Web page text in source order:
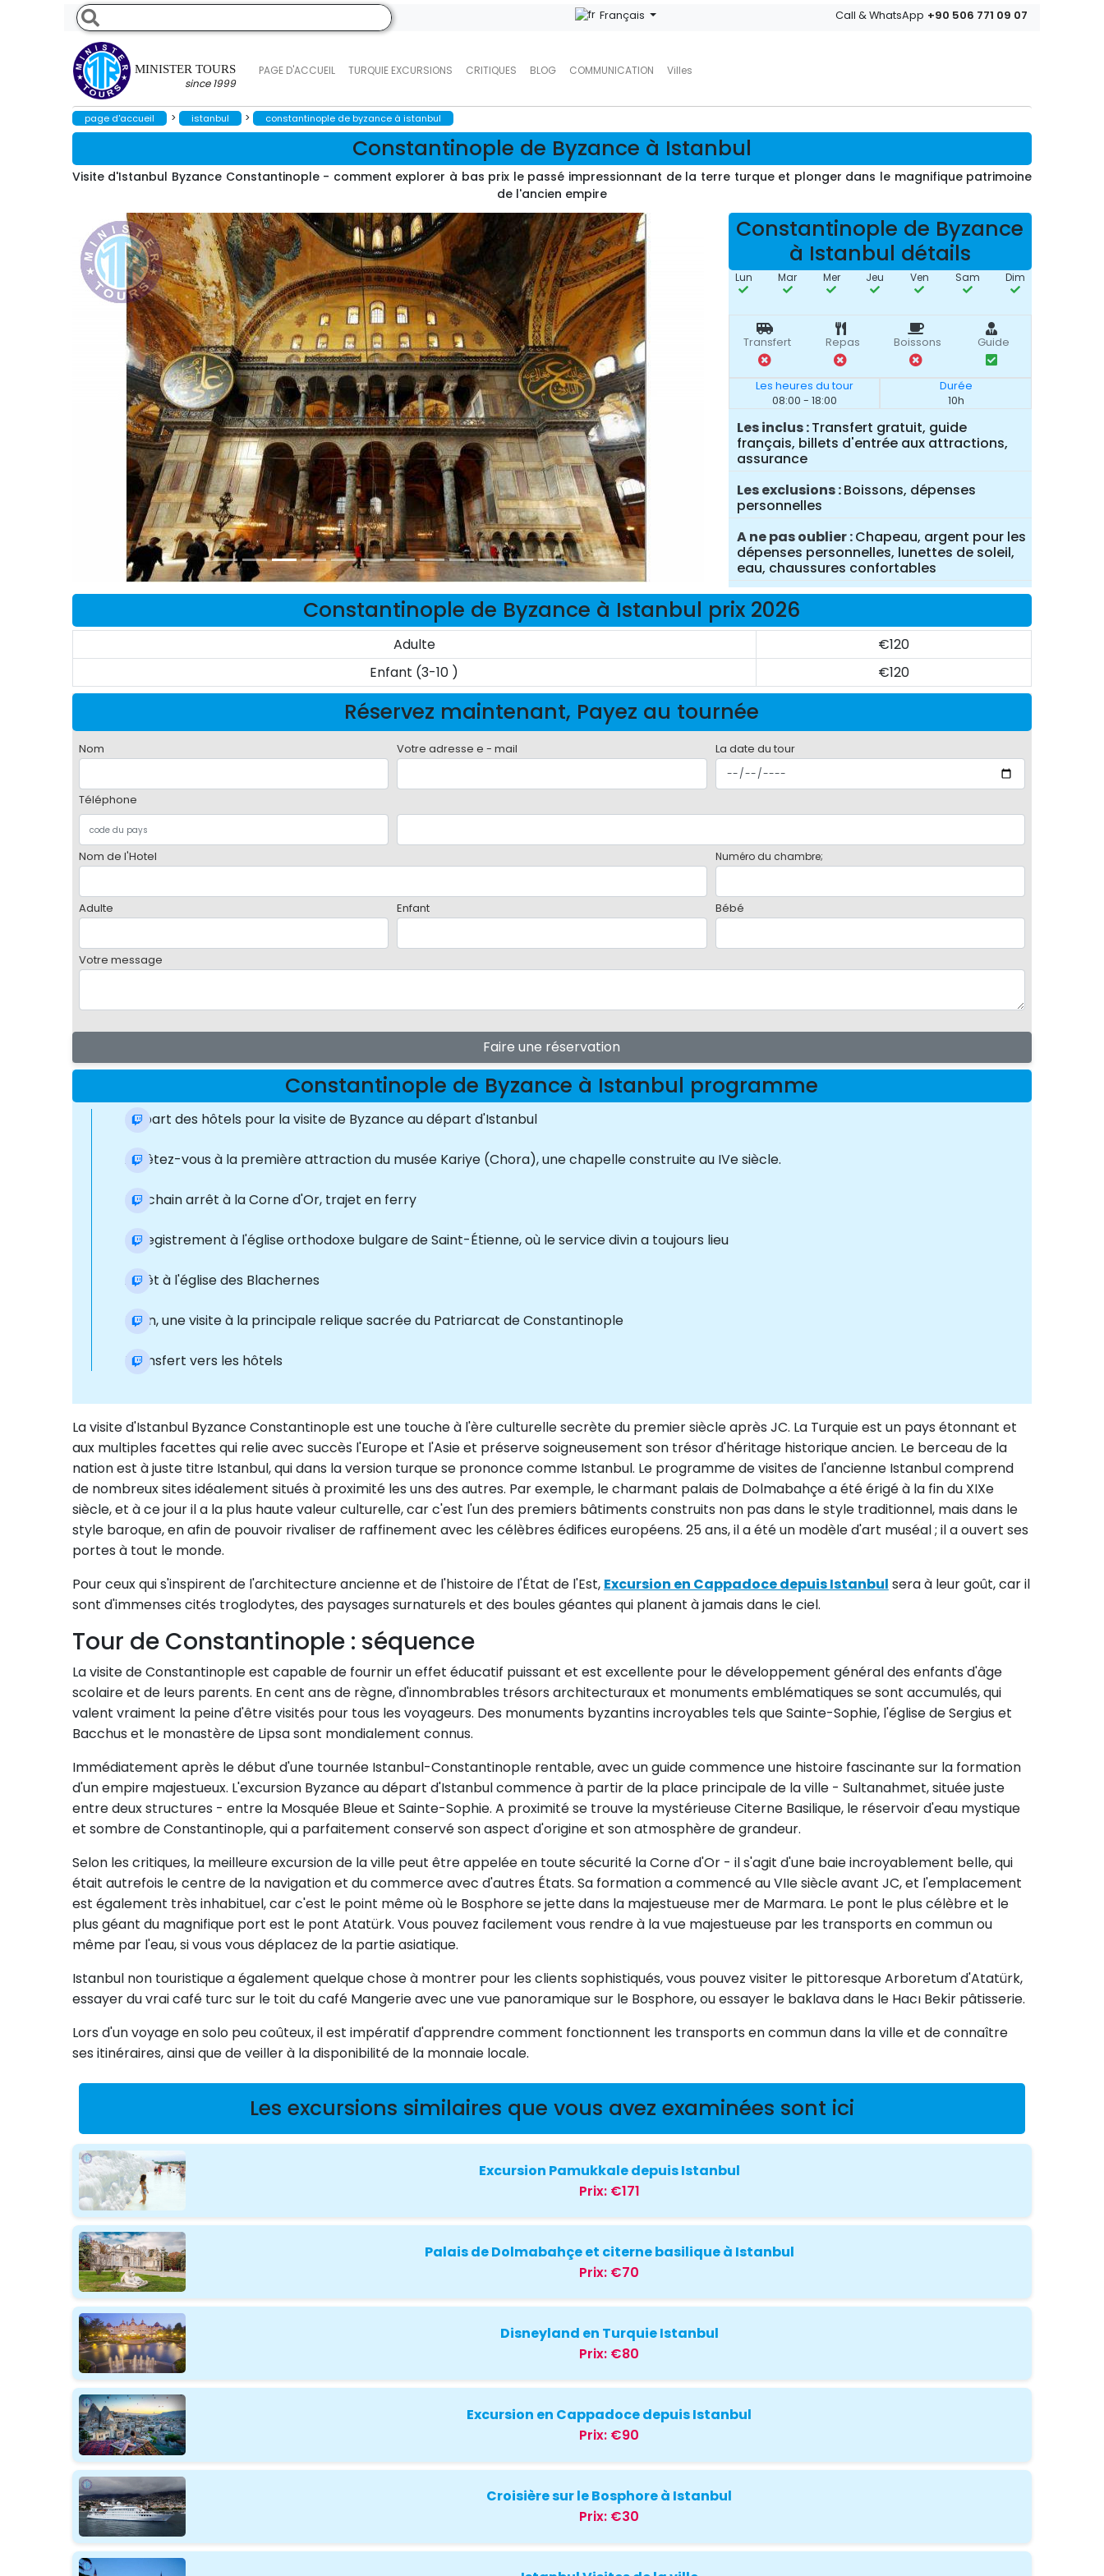
MINISTER TOURS
since 1999
PAGE D'ACCUEIL TURQUIE EXCURSIONS CRITIQUES BLOG COMMUNICATION Villes
Français Call & WhatsApp +90 506 771 09 07
page d'accueil > istanbul > constantinople de byzance à istanbul
Constantinople de Byzance à Istanbul
Visite d'Istanbul Byzance Constantinople - comment explorer à bas prix le passé impressionnant de la terre turque et plonger dans le magnifique patrimoine
de l'ancien empire
Constantinople de Byzance
à Istanbul détails
Lun Mar Mer Jeu Ven Sam Dim
Transfert Repas Boissons Guide
Les heures du tour
08:00 - 18:00
Durée
10h
Les inclus Transfert gratuit, guide
français, billets d'entrée aux attractions,
assurance
Les exclusions Boissons, dépenses
personnelles
A ne pas oublier Chapeau, argent pour les
dépenses personnelles, lunettes de soleil,
eau, chaussures confortables
Constantinople de Byzance à Istanbul prix 2026
Adulte
€120
Enfant (3-10 )
€120
Réservez maintenant, Payez au tournée
Nom Votre adresse e - mail La date du tour
Téléphone
Nom de l'Hotel Numéro du chambre;
Adulte Enfant Bébé
Votre message
Faire une réservation
Constantinople de Byzance à Istanbul programme
Départ des hôtels pour la visite de Byzance au départ d'Istanbul
Arrêtez-vous à la première attraction du musée Kariye (Chora), une chapelle construite au IVe siècle.
Prochain arrêt à la Corne d'Or, trajet en ferry
Enregistrement à l'église orthodoxe bulgare de Saint-Étienne, où le service divin a toujours lieu
Arrêt à l'église des Blachernes
Enfin, une visite à la principale relique sacrée du Patriarcat de Constantinople
Transfert vers les hôtels
La visite d'Istanbul Byzance Constantinople est une touche à l'ère culturelle secrète du premier siècle après JC. La Turquie est un pays étonnant et
aux multiples facettes qui relie avec succès l'Europe et l'Asie et préserve soigneusement son trésor d'héritage historique ancien. Le berceau de la
nation est à juste titre Istanbul, qui dans la version turque se prononce comme Istanbul. Le programme de visites de l'ancienne Istanbul comprend
de nombreux sites idéalement situés à proximité les uns des autres. Par exemple, le charmant palais de Dolmabahçe a été érigé à la fin du XIXe
siècle, et à ce jour il a la plus haute valeur culturelle, car c'est l'un des premiers bâtiments construits non pas dans le style traditionnel, mais dans le
style baroque, en afin de pouvoir rivaliser de raffinement avec les célèbres édifices européens. 25 ans, il a été un modèle d'art muséal ; il a ouvert ses
portes à tout le monde.
Pour ceux qui s'inspirent de l'architecture ancienne et de l'histoire de l'État de l'Est, Excursion en Cappadoce depuis Istanbul sera à leur goût, car il
sont d'immenses cités troglodytes, des paysages surnaturels et des boules géantes qui planent à jamais dans le ciel.
Tour de Constantinople : séquence
La visite de Constantinople est capable de fournir un effet éducatif puissant et est excellente pour le développement général des enfants d'âge
scolaire et de leurs parents. En cent ans de règne, d'innombrables trésors architecturaux et monuments emblématiques se sont accumulés, qui
valent vraiment la peine d'être visités pour tous les voyageurs. Des monuments byzantins incroyables tels que Sainte-Sophie, l'église de Sergius et
Bacchus et le monastère de Lipsa sont mondialement connus.
Immédiatement après le début d'une tournée Istanbul-Constantinople rentable, avec un guide commence une histoire fascinante sur la formation
d'un empire majestueux. L'excursion Byzance au départ d'Istanbul commence à partir de la place principale de la ville - Sultanahmet, située juste
entre deux structures - entre la Mosquée Bleue et Sainte-Sophie. A proximité se trouve la mystérieuse Citerne Basilique, le réservoir d'eau mystique
et sombre de Constantinople, qui a parfaitement conservé son aspect d'origine et son atmosphère de grandeur.
Selon les critiques, la meilleure excursion de la ville peut être appelée en toute sécurité la Corne d'Or - il s'agit d'une baie incroyablement belle, qui
était autrefois le centre de la navigation et du commerce avec d'autres États. Sa formation a commencé au VIIe siècle avant JC, et l'emplacement
est également très inhabituel, car c'est le point même où le Bosphore se jette dans la majestueuse mer de Marmara. Le pont le plus célèbre et le
plus géant du magnifique port est le pont Atatürk. Vous pouvez facilement vous rendre à la vue majestueuse par les transports en commun ou
même par l'eau, si vous vous déplacez de la partie asiatique.
Istanbul non touristique a également quelque chose à montrer pour les clients sophistiqués, vous pouvez visiter le pittoresque Arboretum d'Atatürk,
essayer du vrai café turc sur le toit du café Mangerie avec une vue panoramique sur le Bosphore, ou essayer le baklava dans le Hacı Bekir pâtisserie.
Lors d'un voyage en solo peu coûteux, il est impératif d'apprendre comment fonctionnent les transports en commun dans la ville et de connaître
ses itinéraires, ainsi que de veiller à la disponibilité de la monnaie locale.
Les excursions similaires que vous avez examinées sont ici
Excursion Pamukkale depuis Istanbul
Prix: €171
Palais de Dolmabahçe et citerne basilique à Istanbul
Prix: €70
Disneyland en Turquie Istanbul
Prix: €80
Excursion en Cappadoce depuis Istanbul
Prix: €90
Croisière sur le Bosphore à Istanbul
Prix: €30